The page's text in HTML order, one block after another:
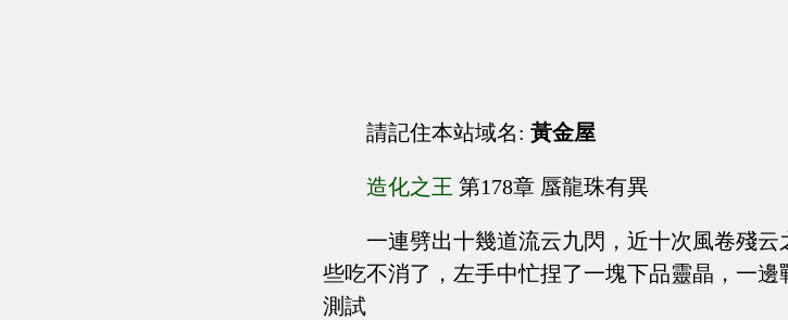
請記住本站域名: 黃金屋
造化之王 第178章 蜃龍珠有異
一連劈出十幾道流云九閃，近十次風卷殘
些吃不消了，左手中忙捏了一塊下品靈晶，一
測試